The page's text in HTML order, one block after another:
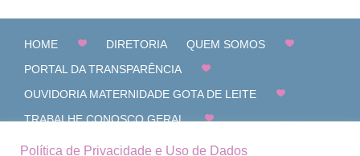
HOME DIRETORIA
QUEM SOMOS
PORTAL DA TRANSPARÊNCIA
OUVIDORIA MATERNIDADE GOTA DE LEITE
TRABALHE CONOSCO GERAL
CANAL DE DENÚNCIAS
FALE CONOSCO
Política de Privacidade e Uso de Dados